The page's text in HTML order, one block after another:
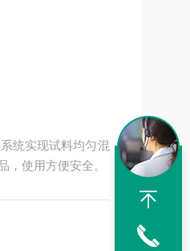
统实现试料均匀混
使用方便安全。